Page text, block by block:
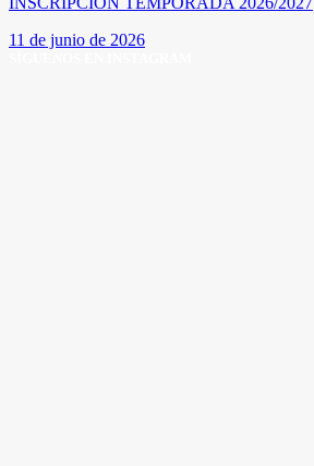
11 de junio de 2026